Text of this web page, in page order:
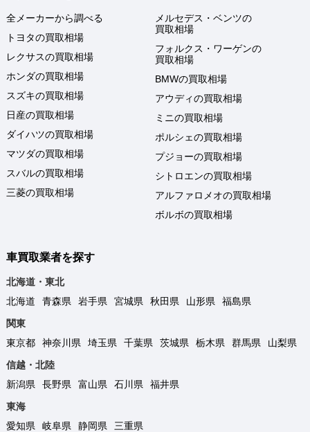
全メーカーから調べる
トヨタの買取相場
レクサスの買取相場
ホンダの買取相場
スズキの買取相場
日産の買取相場
ダイハツの買取相場
マツダの買取相場
スバルの買取相場
三菱の買取相場
メルセデス・ベンツの
買取相場
フォルクス・ワーゲンの
買取相場
BMWの買取相場
アウディの買取相場
ミニの買取相場
ポルシェの買取相場
プジョーの買取相場
シトロエンの買取相場
アルファロメオの買取相場
ボルボの買取相場
車買取業者を探す
北海道・東北
北海道
青森県 岩手県 宮城県 秋田県 山形県
福島県
関東
東京都
神奈川県 埼玉県 千葉県 茨城県 栃木県 群馬県
山梨県
信越・北陸
新潟県
長野県 富山県 石川県
福井県
東海
愛知県
岐阜県 静岡県
三重県